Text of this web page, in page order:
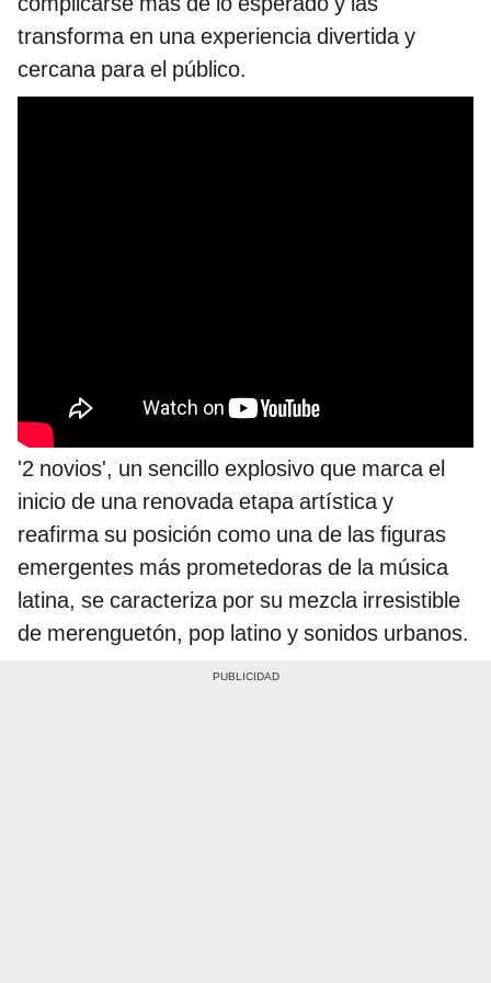
transforma en una experiencia divertida y
cercana para el público.
'2 novios', un sencillo explosivo que marca el
inicio de una renovada etapa artística y
reafirma su posición como una de las figuras
emergentes más prometedoras de la música
latina, se caracteriza por su mezcla irresistible
de merenguetón, pop latino y sonidos urbanos.